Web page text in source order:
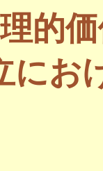
的
にお